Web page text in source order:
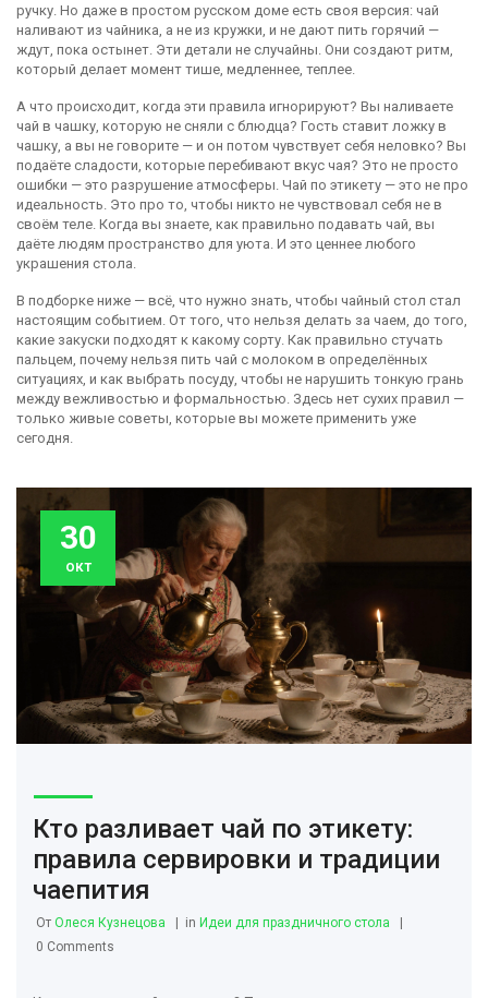
ручку. Но даже в простом русском доме есть своя версия: чай
наливают из чайника, а не из кружки, и не дают пить горячий —
ждут, пока остынет. Эти детали не случайны. Они создают ритм,
который делает момент тише, медленнее, теплее.
А что происходит, когда эти правила игнорируют? Вы наливаете
чай в чашку, которую не сняли с блюдца? Гость ставит ложку в
чашку, а вы не говорите — и он потом чувствует себя неловко? Вы
подаёте сладости, которые перебивают вкус чая? Это не просто
ошибки — это разрушение атмосферы. Чай по этикету — это не про
идеальность. Это про то, чтобы никто не чувствовал себя не в
своём теле. Когда вы знаете, как правильно подавать чай, вы
даёте людям пространство для уюта. И это ценнее любого
украшения стола.
В подборке ниже — всё, что нужно знать, чтобы чайный стол стал
настоящим событием. От того, что нельзя делать за чаем, до того,
какие закуски подходят к какому сорту. Как правильно стучать
пальцем, почему нельзя пить чай с молоком в определённых
ситуациях, и как выбрать посуду, чтобы не нарушить тонкую грань
между вежливостью и формальностью. Здесь нет сухих правил —
только живые советы, которые вы можете применить уже
сегодня.
30
окт
Кто разливает чай по этикету:
правила сервировки и традиции
чаепития
От Олеся Кузнецова in Идеи для праздничного стола
0 Comments